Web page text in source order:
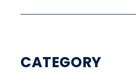
CATEGORY